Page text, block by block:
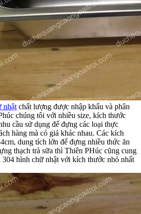
nhật chất lượng được nhập khẩu và phân
chúng tôi với nhiều size, kích thước
cầu sử dụng để đựng các loại thực
hàng mà có giá khác nhau. Các kích
dung tích lớn để đựng nhiều thức ăn
thạch trà sữa thì Thiên PHúc cũng cung
304 hình chữ nhật với kích thước nhỏ nhất